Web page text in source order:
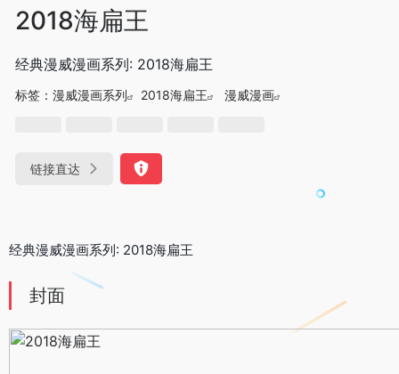
2018海扁王
经典漫威漫画系列: 2018海扁王
标签： 漫威漫画系列 2018海扁王 漫威漫画
链接直达
经典漫威漫画系列: 2018海扁王
封面